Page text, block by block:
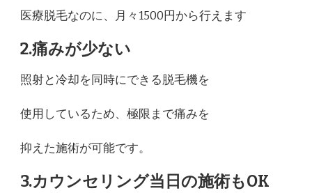
医療脱毛なのに、月々1500円から行えます
2.痛みが少ない
照射と冷却を同時にできる脱毛機を
使用しているため、極限まで痛みを
抑えた施術が可能です。
3.カウンセリング当日の施術もOK